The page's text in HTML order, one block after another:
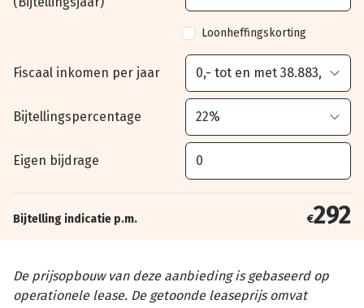
Loonheffingskorting
Fiscaal inkomen per jaar
Bijtellingspercentage
Eigen bijdrage
Bijtelling indicatie p.m. €292
De prijsopbouw van deze aanbieding is gebaseerd op
operationele lease. De getoonde leaseprijs omvat